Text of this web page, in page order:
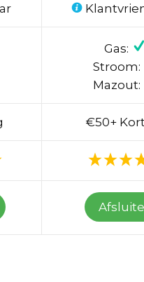
Gas:
Stroom:
Mazout:
€50+